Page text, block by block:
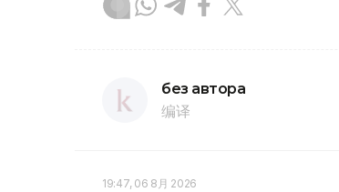
без автора
编译
19:47, 06 8月 2026